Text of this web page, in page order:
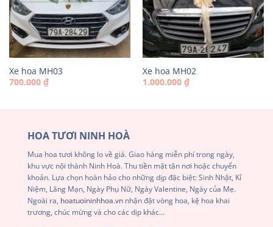
Xe hoa MH03
700.000 ₫
Xe hoa MH02
1.000.000 ₫
HOA TƯƠI NINH HOÀ
Mua hoa tươi không lo về giá. Giao hàng miễn phí trong ngày,
khu vực nội thành Ninh Hoà. Thu tiền mặt tận nơi hoặc chuyển
khoản. Lựa chọn hoàn hảo cho những dịp đặc biệt: Sinh Nhật, Kỉ
Niệm, Lãng Mạn, Ngày Phụ Nữ, Ngày Valentine, Ngày của Mẹ.
Ngoài ra, hoatuoininhhoa.vn nhận đặt vòng hoa, kệ hoa khai
trương, chúc mừng và cho các dịp khác...